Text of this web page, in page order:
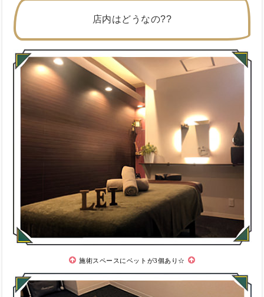
店内はどうなの??
施術スペースにベットが3個あり☆